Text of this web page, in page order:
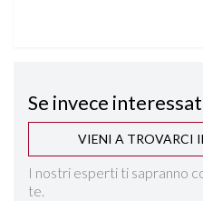
Se invece
VIENI A TROVARCI
I nostri esperti ti sapranno
te.